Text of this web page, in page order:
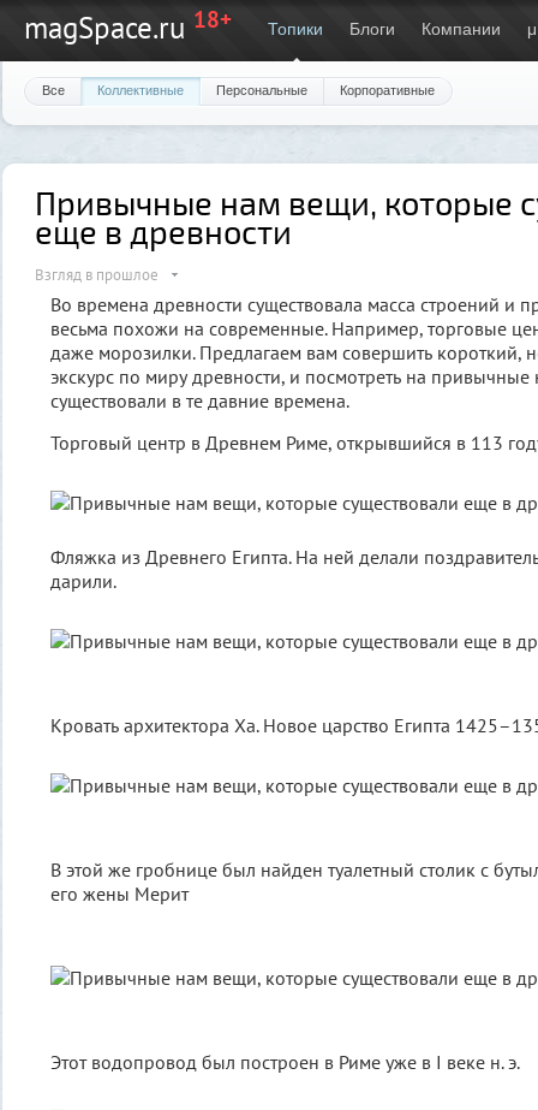
magSpace.ru 18+ Топики Блоги Компании μ
Все Коллективные Персональные Корпоративные
Привычные нам вещи, которые
еще в древности
Взгляд в прошлое
Во времена древности существовала масса строений и
весьма похожи на современные. Например, торговые
даже морозилки. Предлагаем вам совершить короткий,
экскурс по миру древности, и посмотреть на
существовали в те давние времена.
Торговый центр в Древнем Риме, открывшийся в 113
Фляжка из Древнего Египта. На ней делали
дарили.
Кровать архитектора Ха. Новое царство Египта
В этой же гробнице был найден туалетный столик с
его жены Мерит
Этот водопровод был построен в Риме уже в I веке н. э.